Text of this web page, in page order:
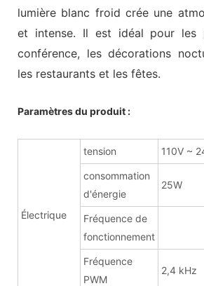
lumière blanc froid crée une
et intense. Il est idéal pour les
conférence, les décorations
les restaurants et les fêtes.
Paramètres du produit :
Électrique
tension 110V ~
consommation
d'énergie
25W
Fréquence de
fonctionnement
Fréquence
PWM
2,4 kHz